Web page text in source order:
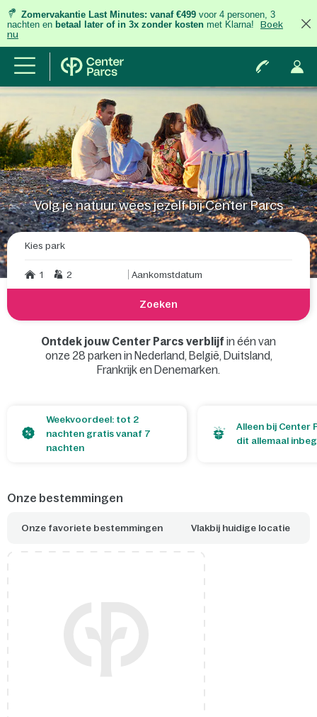
Zomervakantie Last Minutes: vanaf €499 voor 4 personen, 3
nachten en betaal later of in 3x zonder kosten met Klarna!
Boek
nu
Volg je natuur, wees jezelf bij Center Parcs
Kies park
1 2 Aankomstdatum
Zoeken
Ontdek jouw Center Parcs verblijfin één van
onze 28 parken in Nederland, België, Duitsland,
Frankrijk en Denemarken.
Weekvoordeel: tot 2
nachten gratis vanaf 7
nachten
Alleen bij Center
dit allemaal
Onze bestemmingen
Onze favoriete bestemmingen Vlakbij huidige locatie